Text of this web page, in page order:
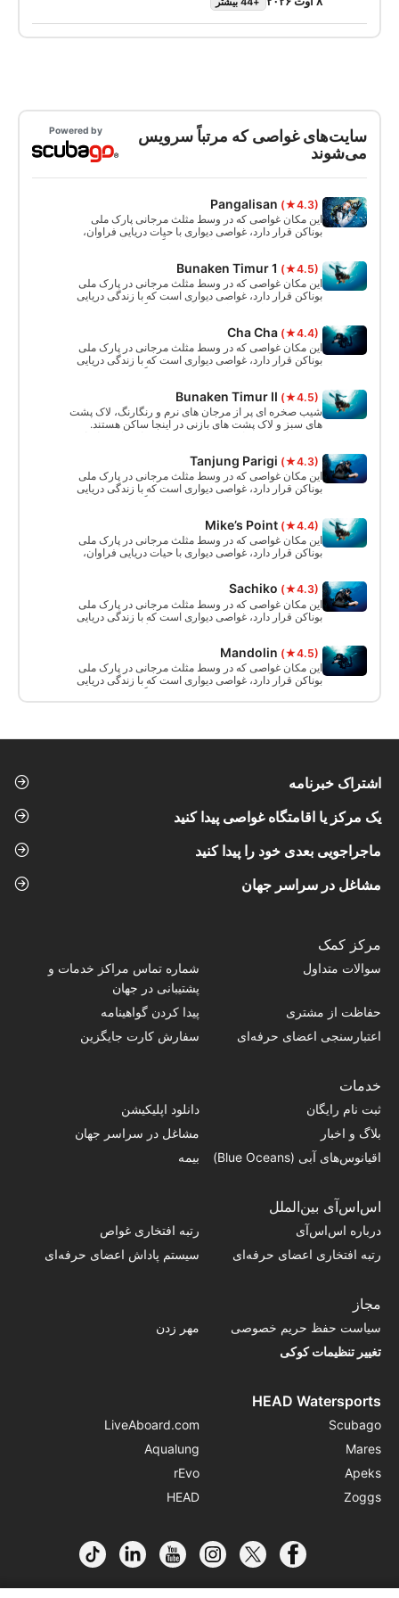
کرد، بنابراین می‌توانید از اولین نفس‌های فراموش‌نشدنی
در پایان این دوره کوتاه، کارت شناسایی SSI Try Scuba
خود را دریافت خواهید کرد و بدون شک می‌خواهید دوباره
سایت‌های غواصی که مرتباً سرویس
می‌شوند
Powered by
Pangalisan (★4.3)
این مکان غواصی که در وسط مثلث مرجانی پارک ملی
بوناکن قرار دارد، غواصی دیواری با حیات دریایی فراوان،
مرجان های زیبا، اسفنج ها و موارد دیگر است. این سایت
Bunaken Timur 1 (★4.5)
این مکان غواصی که در وسط مثلث مرجانی در پارک ملی
بوناکن قرار دارد، غواصی دیواری است که با زندگی دریایی
مانند مرجان‌های زیبا، اسفنج‌ها و موارد دیگر پررونق است!
Cha Cha (★4.4)
این مکان غواصی که در وسط مثلث مرجانی در پارک ملی
بوناکن قرار دارد، غواصی دیواری است که با زندگی دریایی
مانند مرجان‌های زیبا، اسفنج‌ها و موارد دیگر پررونق است!
است.
Bunaken Timur II (★4.5)
شیب صخره ای پر از مرجان های نرم و رنگارنگ، لاک پشت
های سبز و لاک پشت های بازنی در اینجا ساکن هستند.
Tanjung Parigi (★4.3)
این مکان غواصی که در وسط مثلث مرجانی در پارک ملی
بوناکن قرار دارد، غواصی دیواری است که با زندگی دریایی
مانند مرجان‌های زیبا، اسفنج‌ها و موارد دیگر پررونق است!
Mike’s Point (★4.4)
این مکان غواصی که در وسط مثلث مرجانی در پارک ملی
بوناکن قرار دارد، غواصی دیواری با حیات دریایی فراوان،
Sachiko (★4.3)
این مکان غواصی که در وسط مثلث مرجانی در پارک ملی
بوناکن قرار دارد، غواصی دیواری است که با زندگی دریایی
مانند مرجان‌های زیبا، اسفنج‌ها و موارد دیگر پررونق است!
است.
Mandolin (★4.5)
این مکان غواصی که در وسط مثلث مرجانی در پارک ملی
بوناکن قرار دارد، غواصی دیواری است که با زندگی دریایی
مانند مرجان‌های زیبا، اسفنج‌ها و موارد دیگر پررونق است!
برای غواصی آزاد، غواصی اسکوبا، و غواصی نیز عالی
اشتراک خبرنامه
یک مرکز یا اقامتگاه غواصی پیدا کنید
ماجراجویی بعدی خود را پیدا کنید
مشاغل در سراسر جهان
مرکز کمک
سوالات متداول
شماره تماس‌ مراکز خدمات و
پشتیبانی در جهان
حفاظت از مشتری
پیدا کردن گواهینامه
اعتبارسنجی اعضای حرفه‌ای
سفارش کارت جایگزین
خدمات
ثبت نام رایگان
دانلود اپلیکیشن
بلاگ و اخبار
مشاغل در سراسر جهان
اقیانوس‌های آبی (Blue Oceans)
بیمه
اس‌اس‌آی بین‌الملل
درباره اس‌اس‌آی
رتبه افتخاری غواص
رتبه افتخاری اعضای حرفه‌ای
سیستم پاداش اعضای حرفه‌ای
مجاز
سیاست حفظ حریم خصوصی
مهر زدن
تغییر تنظیمات کوکی
HEAD Watersports
Scubago
LiveAboard.com
Mares
Aqualung
Apeks
rEvo
Zoggs
HEAD